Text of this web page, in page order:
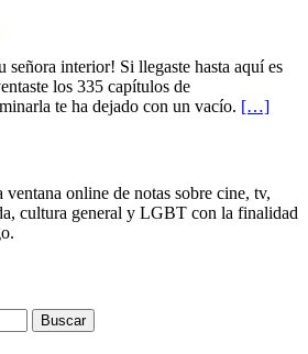
señora interior! Si llegaste hasta aquí es
los 335 capítulos de
te ha dejado con un vacío. […]
online de notas sobre cine, tv,
cultura general y LGBT con la finalidad